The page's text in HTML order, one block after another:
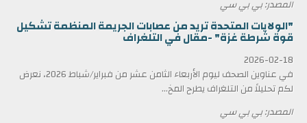
المصدر: بي بي سي
"الولايات المتحدة تريد من عصابات الجريمة المنظمة تشكيل
قوة شرطة غزة" -مقال في التلغراف
2026-02-18
في عناوين الصحف ليوم الأربعاء الثامن عشر من فبراير/شباط 2026، نعرض
لكم تحليلاً من التلغراف يطرح المخ...
المصدر: بي بي سي